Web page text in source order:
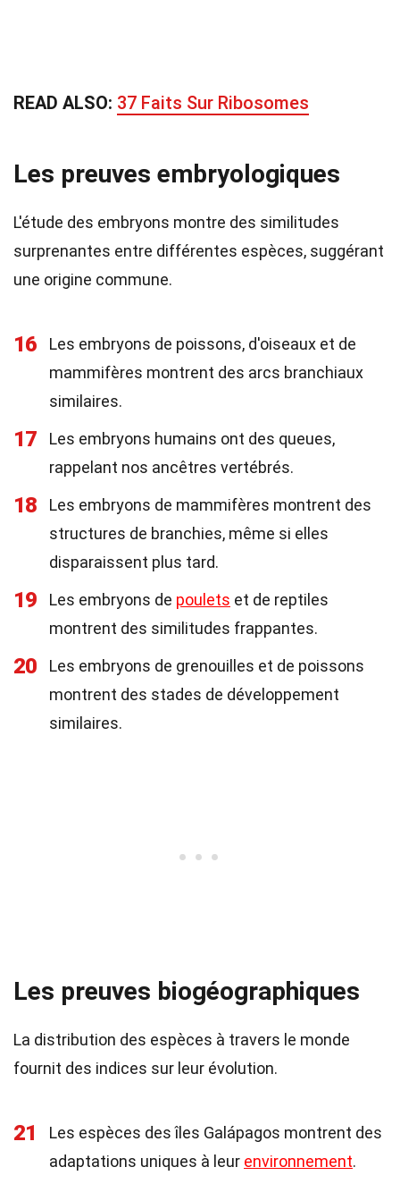
READ ALSO: 37 Faits Sur Ribosomes
Les preuves embryologiques
L'étude des embryons montre des similitudes
surprenantes entre différentes espèces, suggérant
une origine commune.
16
Les embryons de poissons, d'oiseaux et de
mammifères montrent des arcs branchiaux
similaires.
17
Les embryons humains ont des queues,
rappelant nos ancêtres vertébrés.
18
Les embryons de mammifères montrent des
structures de branchies, même si elles
disparaissent plus tard.
19 Les embryons de poulets et de reptiles
montrent des similitudes frappantes.
20
Les embryons de grenouilles et de poissons
montrent des stades de développement
similaires.
Les preuves biogéographiques
La distribution des espèces à travers le monde
fournit des indices sur leur évolution.
21
Les espèces des îles Galápagos montrent des
adaptations uniques à leur environnement.